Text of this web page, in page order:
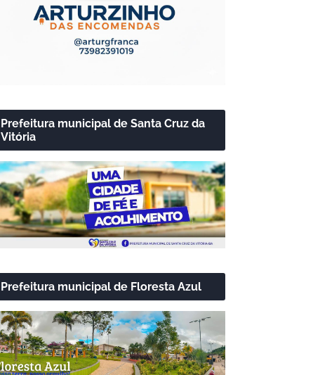
Prefeitura municipal de Santa Cruz da
Vitória
Prefeitura municipal de Floresta Azul